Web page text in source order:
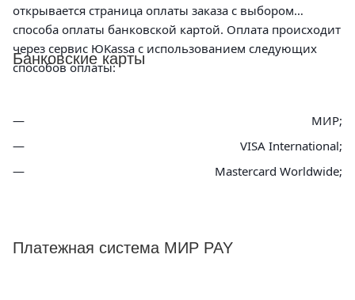
открывается страница оплаты заказа с выбором
способа оплаты банковской картой. Оплата происходит
через сервис ЮKassa с использованием следующих
способов оплаты:
Банковские карты
МИР;
VISA International;
Mastercard Worldwide;
Платежная система МИР PAY